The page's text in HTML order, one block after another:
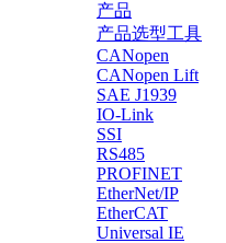
产品
产品选型工具
CANopen
CANopen Lift
SAE J1939
IO-Link
SSI
RS485
PROFINET
EtherNet/IP
EtherCAT
Universal IE